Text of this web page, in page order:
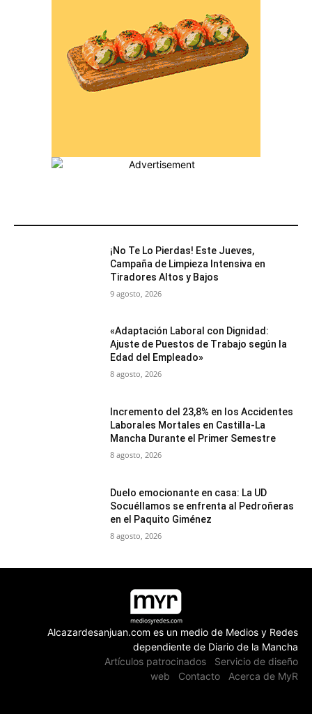
¡No Te Lo Pierdas! Este Jueves,
Campaña de Limpieza Intensiva en
Tiradores Altos y Bajos
9 agosto, 2026
«Adaptación Laboral con Dignidad:
Ajuste de Puestos de Trabajo según la
Edad del Empleado»
8 agosto, 2026
Incremento del 23,8% en los Accidentes
Laborales Mortales en Castilla-La
Mancha Durante el Primer Semestre
8 agosto, 2026
Duelo emocionante en casa: La UD
Socuéllamos se enfrenta al Pedroñeras
en el Paquito Giménez
8 agosto, 2026
Alcazardesanjuan.com es un medio de Medios y Redes
dependiente de Diario de la Mancha
Artículos patrocinados
Servicio de diseño
web
Contacto Acerca de MyR